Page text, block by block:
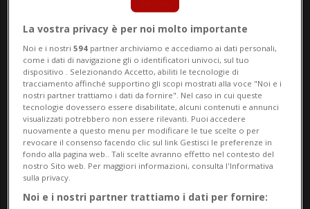
Nuovi documenti sul processo
Depp-Heard
La vostra privacy è per noi molto importante
Noi e i nostri594 partner archiviamo e accediamo ai dati personali,
come i dati di navigazione gli o identificatori univoci, sul tuo
dispositivo . Selezionando Accetto, abiliti le tecnologie di
tracciamento affinché supportino gli scopi mostrati alla voce "Noi e i
nostri partner trattiamo i dati da fornire". Nel caso in cui queste
tecnologie dovessero essere disabilitate, alcuni contenuti e annunci
visualizzati potrebbero non essere rilevanti. Puoi accedere
nuovamente a questo menu per modificare le tue scelte o per
revocare il consenso facendo clic sul link Gestisci le preferenze in
fondo alla pagina web.. Tali scelte avranno effetto nel contesto del
nostro Sito web. Per maggiori informazioni, consulta l'Informativa
sulla privacy.
Noi e i nostri partner trattiamo i dati per fornire: